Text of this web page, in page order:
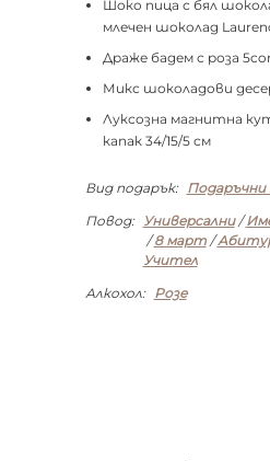
Шоко пица с бял
млечен шоколад
Драже бадем с роза
Микс шоколадови
Луксозна магнитна
капак 34/15/5 см
Вид подарък:
Повод:
Универсални/
/8 март/
Учител
Алкохол:
Розе